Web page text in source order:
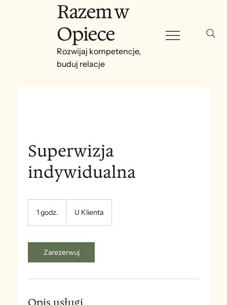
Razem w
Opiece
Rozwijaj kompetencje,
buduj relacje
Superwizja
indywidualna
1 godz.
d
z
U Klienta
Zarezerwuj